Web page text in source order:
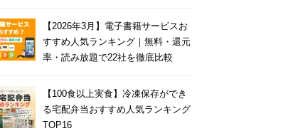
【2026年3月】電子書籍サービスお
すすめ人気ランキング｜無料・還元
率・読み放題で22社を徹底比較
【100食以上実食】冷凍保存ができ
る宅配弁当おすすめ人気ランキング
TOP16